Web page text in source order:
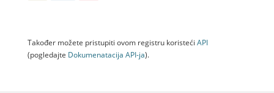
Također možete pristupiti ovom registru koristeći API
(pogledajte Dokumenаtаcijа API-jа).